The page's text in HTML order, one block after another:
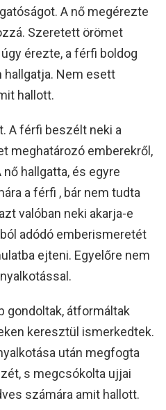
A nő megérezte
Szeretett örömet
érezte, a férfi boldog
hallgatja. Nem esett
hallott.
A férfi beszélt neki a
meghatározó emberekről,
nő hallgatta, és egyre
a férfi , bár nem tudta
valóban neki akarja-e
adódó emberismeretét
ejteni. Egyelőre nem
gondoltak, átformáltak
keresztül ismerkedtek.
után megfogta
s megcsókolta ujjai
számára amit hallott.